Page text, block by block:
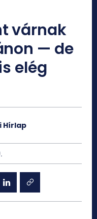
várnak
— de
elég
Hírlap